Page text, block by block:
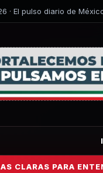
· El pulso diario de
CLARAS PARA